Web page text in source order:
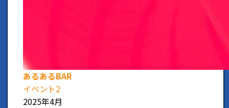
あるあるBAR
イベント2
2025年4月